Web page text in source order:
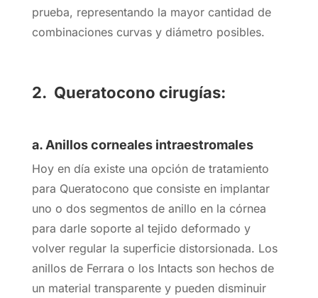
prueba, representando la mayor cantidad de
combinaciones curvas y diámetro posibles.
2. Queratocono cirugías:
a. Anillos corneales intraestromales
Hoy en día existe una opción de tratamiento
para Queratocono que consiste en implantar
uno o dos segmentos de anillo en la córnea
para darle soporte al tejido deformado y
volver regular la superficie distorsionada. Los
anillos de Ferrara o los Intacts son hechos de
un material transparente y pueden disminuir